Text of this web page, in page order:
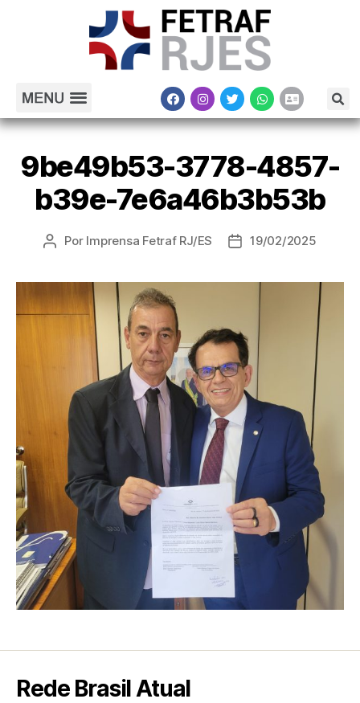
9be49b53-3778-4857-
b39e-7e6a46b3b53b
Por Imprensa Fetraf RJ/ES 19/02/2025
Rede Brasil Atual